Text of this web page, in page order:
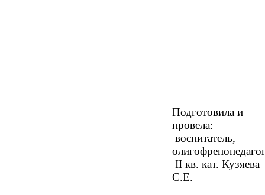
Подготовила и
провела:
воспитатель,
II кв. кат. Кузяева
С.Е.